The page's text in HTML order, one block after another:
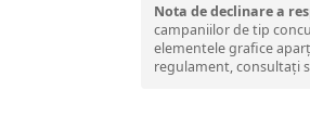
Nota de declinare a
campaniilor de tip
elementele grafice
regulament, consultați